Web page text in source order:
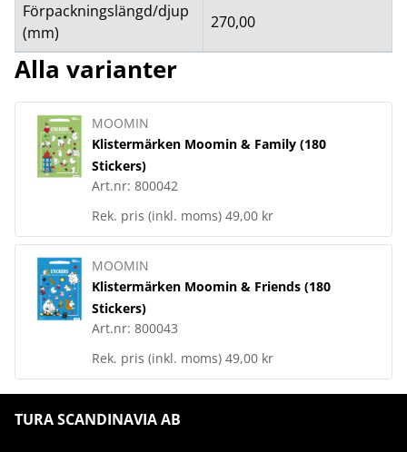
Förpackningslängd/djup
(mm)
270,00
Alla varianter
MOOMIN
Klistermärken Moomin & Family (180
Stickers)
Art.nr: 800042
Rek. pris (inkl. moms) 49,00 kr
MOOMIN
Klistermärken Moomin & Friends (180
Stickers)
Art.nr: 800043
Rek. pris (inkl. moms) 49,00 kr
TURA SCANDINAVIA AB